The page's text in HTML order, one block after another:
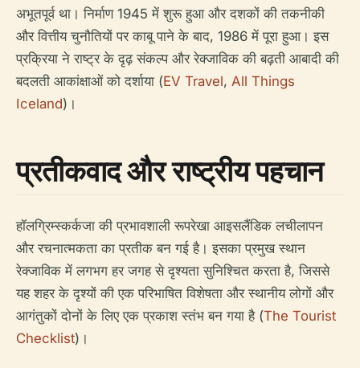
अभूतपूर्व था। निर्माण 1945 में शुरू हुआ और दशकों की तकनीकी
और वित्तीय चुनौतियों पर काबू पाने के बाद, 1986 में पूरा हुआ। इस
प्रक्रिया ने राष्ट्र के दृढ़ संकल्प और रेक्जाविक की बढ़ती आबादी की
बदलती आकांक्षाओं को दर्शाया (EV Travel, All Things
Iceland)।
प्रतीकवाद और राष्ट्रीय पहचान
हॉलग्रिम्स्कर्कजा की प्रभावशाली रूपरेखा आइसलैंडिक लचीलापन
और रचनात्मकता का प्रतीक बन गई है। इसका प्रमुख स्थान
रेक्जाविक में लगभग हर जगह से दृश्यता सुनिश्चित करता है, जिससे
यह शहर के दृश्यों की एक परिभाषित विशेषता और स्थानीय लोगों और
आगंतुकों दोनों के लिए एक प्रकाश स्तंभ बन गया है (The Tourist
Checklist)।